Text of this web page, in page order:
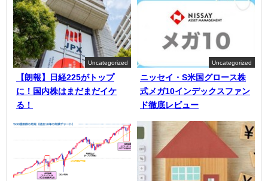
Uncategorized
【朗報】日経225がトップ
に！国内株はまだまだイケ
る！
Uncategorized
ニッセイ・S米国グロース株
式メガ10インデックスファン
ド徹底レビュー